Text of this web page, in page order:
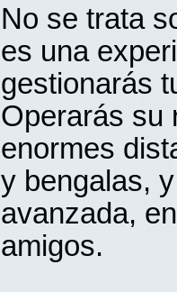
No se trata
es una
gestionarás
Operarás su
enormes
y bengalas,
avanzada,
amigos.